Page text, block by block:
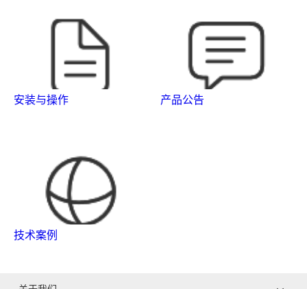
安装与操作 产品公告
技术案例